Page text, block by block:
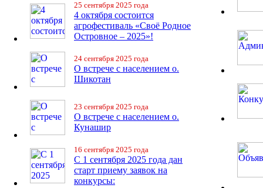
25 сентября 2025 года
4 октября состоится
агрофестиваль «Своё Родное
Островное – 2025»!
24 сентября 2025 года
О встрече с населением о.
Шикотан
23 сентября 2025 года
О встрече с населением о.
Кунашир
16 сентября 2025 года
С 1 сентября 2025 года дан
старт приему заявок на
конкурсы: